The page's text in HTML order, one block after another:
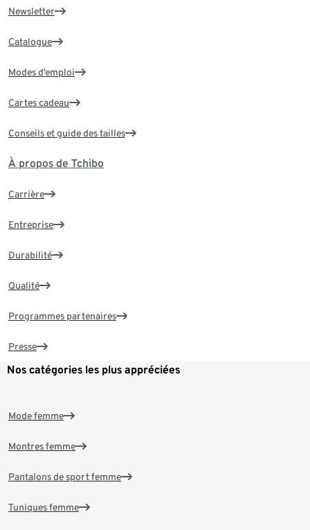
Newsletter
Catalogue
Modes d’emploi
Cartes cadeau
Conseils et guide des tailles
À propos de Tchibo
Carrière
Entreprise
Durabilité
Qualité
Programmes partenaires
Presse
Nos catégories les plus appréciées
Mode femme
Montres femme
Pantalons de sport femme
Tuniques femme